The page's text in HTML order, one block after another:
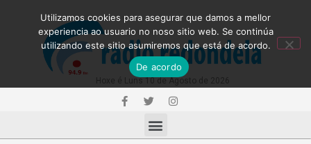
Utilizamos cookies para asegurar que damos a mellor
experiencia ao usuario no noso sitio web. Se continúa
utilizando este sitio asumiremos que está de acordo.
De acordo